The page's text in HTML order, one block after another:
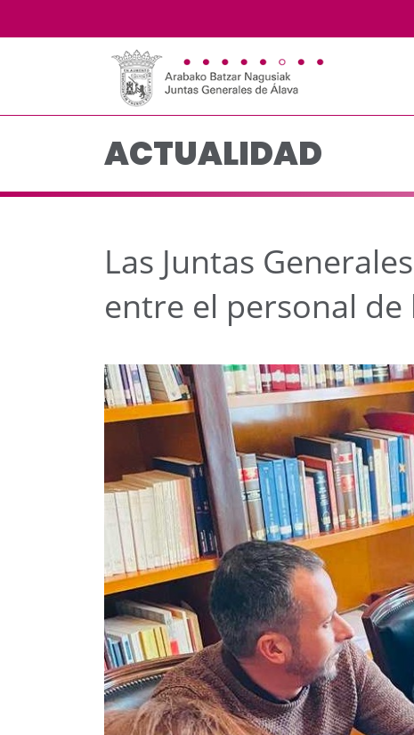
Las Juntas Generales
ACTUALIDAD
Las Juntas
entre el personal de